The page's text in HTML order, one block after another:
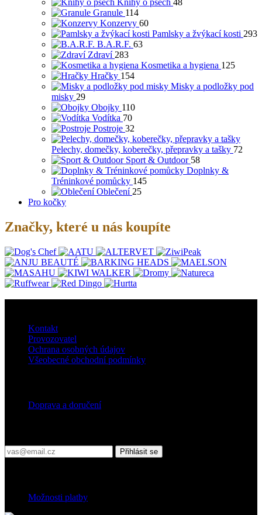
Granule 114
Konzervy 60
Pamlsky a žvýkací kosti 293
B.A.R.F. 63
Zdraví 283
Kosmetika a hygiena 125
Hračky 154
Misky a podložky pod
misky 29
Obojky 110
Vodítka 70
Postroje 32
Pelechy, domečky, koberečky, přepravky a tašky 72
Sport & Outdoor 58
Doplnky &
Tréninkové pomůcky 145
Oblečení 25
Pro kočky
Značky, které u nás koupíte
Kontakt
Provozovatel
Ochrana osobných údajov
Všeobecné obchodní podmínky
Doprava a doručení
Přihlásit se
Možnosti platby